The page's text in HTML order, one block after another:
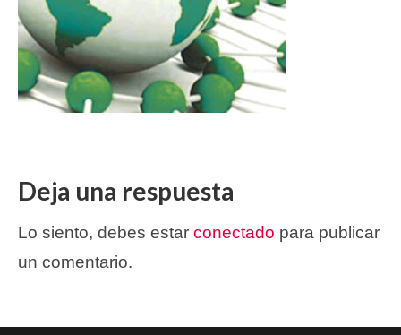
Deja una respuesta
Lo siento, debes estar conectado para publicar
un comentario.